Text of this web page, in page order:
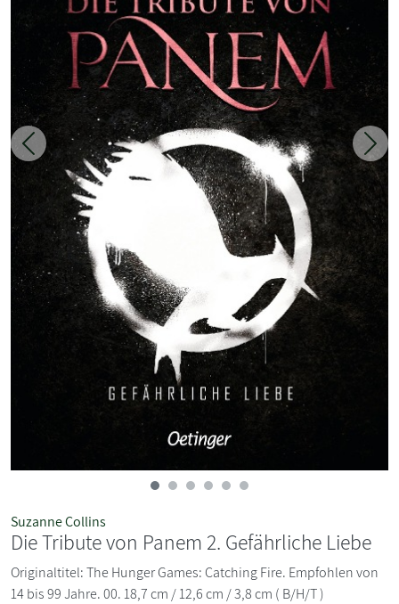
Zurück
Suzanne Collins
Die Tribute von Panem 2. Gefährliche Liebe
Originaltitel: The Hunger Games: Catching Fire. Empfohlen von
14 bis 99 Jahre. 00. 18,7 cm / 12,6 cm / 3,8 cm ( B/H/T )